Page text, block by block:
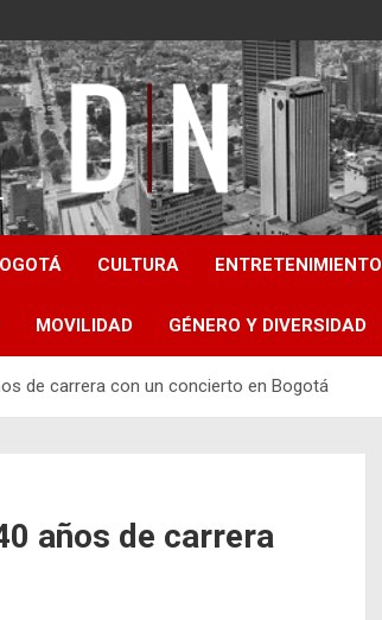
Noticias
CULTURA ENTRETENIMIENTO
MOVILIDAD GÉNERO Y DIVERSIDAD
de carrera con un concierto en Bogotá
años de carrera